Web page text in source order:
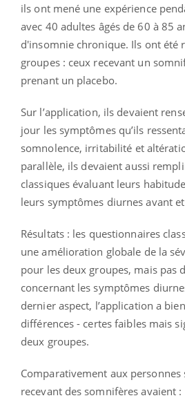
ils ont mené une expérience
avec 40 adultes âgés de 60 à 85
d'insomnie chronique. Ils ont été
groupes : ceux recevant un
prenant un placebo.
Sur l’application, ils devaient
jour les symptômes qu’ils
somnolence, irritabilité et
parallèle, ils devaient aussi
classiques évaluant leurs
leurs symptômes diurnes avant
Résultats : les questionnaires
une amélioration globale de la
pour les deux groupes, mais pas
concernant les symptômes
dernier aspect, l’application a
différences - certes faibles mais
deux groupes.
Comparativement aux personnes
recevant des somnifères avaient :